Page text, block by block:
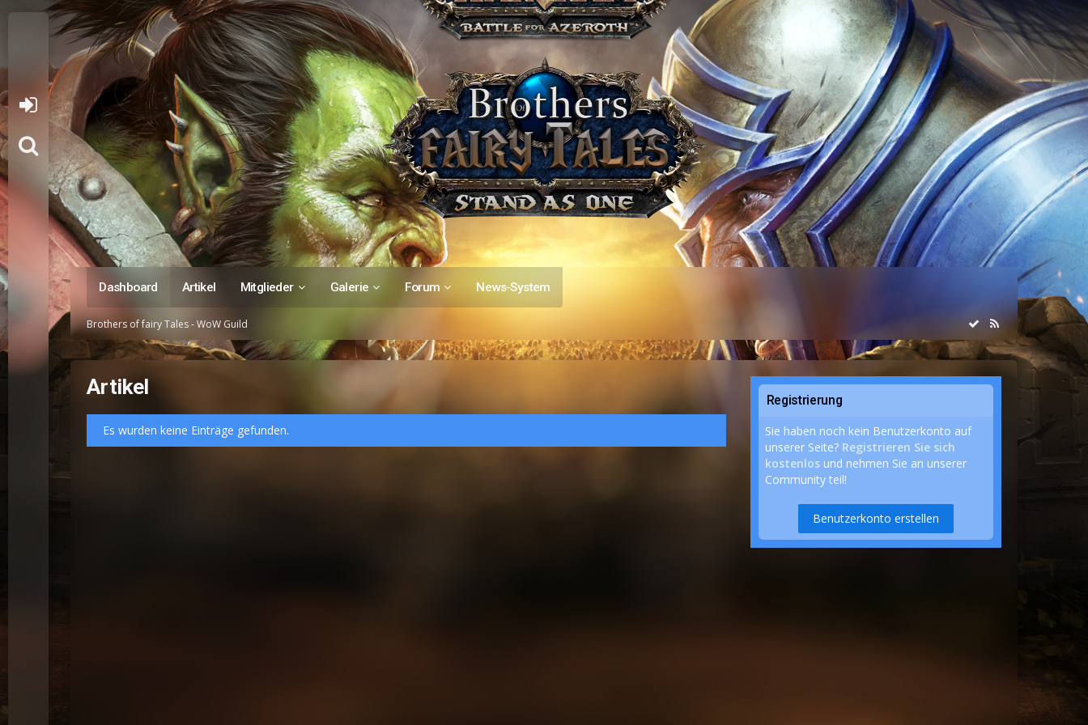
Dashboard Artikel Mitglieder Galerie Forum News-System
Brothers of fairy Tales - WoW Guild
Artikel
Es wurden keine Einträge gefunden.
Registrierung
Sie haben noch kein Benutzerkonto auf
unserer Seite? Registrieren Sie sich
kostenlosund nehmen Sie an unserer
Community teil!
Benutzerkonto erstellen